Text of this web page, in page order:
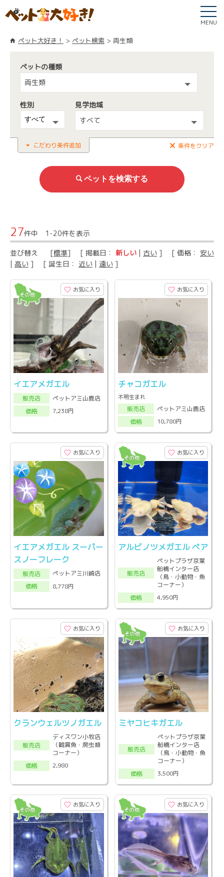
MENU
ペット大好き！ ペット検索 両生類
ペットの種類
両生類
性別
見学地域
すべて
こだわり条件追加 条件をクリア
27件中 1-20件を表示
並び替え [標準] [ 掲載日： 新しい | 古い ] [ 価格： 安い
| 高い ] [ 誕生日： 近い | 遠い ]
お気に入り
イエアメガエル
販売店
ペットアミ山鹿店
価格
7,238円
お気に入り
チャコガエル
不明生まれ
販売店
ペットアミ山鹿店
価格
10,780円
お気に入り
イエアメガエル スーパー
スノーフレーク
販売店
ペットアミ川崎店
価格
8,778円
お気に入り
アルビノツメガエル ペア
販売店
ペットプラザ京葉
船橋インター店
（鳥・小動物・魚
コーナー）
価格
4,950円
お気に入り
クランウェルツノガエル
販売店
ディスワン小牧店
（観賞魚・爬虫類
コーナー）
価格
2,980
お気に入り
ミヤコヒキガエル
販売店
ペットプラザ京葉
船橋インター店
（鳥・小動物・魚
コーナー）
価格
3,500円
お気に入り お気に入り